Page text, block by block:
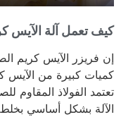
كيف تعمل آلة الآيس
إن فريزر الآيس كريم
كميات كبيرة من الآيس
تعتمد الفولاذ المقاوم
الآلة بشكل أساسي بخلط